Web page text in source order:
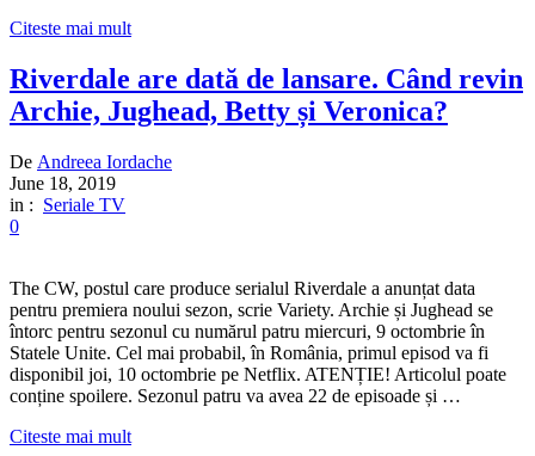
Citeste mai mult
Riverdale are dată de lansare. Când revin
Archie, Jughead, Betty și Veronica?
De Andreea Iordache
June 18, 2019
in : Seriale TV
0
The CW, postul care produce serialul Riverdale a anunțat data
pentru premiera noului sezon, scrie Variety. Archie și Jughead se
întorc pentru sezonul cu numărul patru miercuri, 9 octombrie în
Statele Unite. Cel mai probabil, în România, primul episod va fi
disponibil joi, 10 octombrie pe Netflix. ATENȚIE! Articolul poate
conține spoilere. Sezonul patru va avea 22 de episoade și …
Citeste mai mult